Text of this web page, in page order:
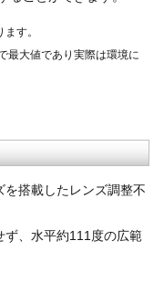
す。
最大値であり実際は環境に
搭載したレンズ調整不
ず、水平約111度の広範